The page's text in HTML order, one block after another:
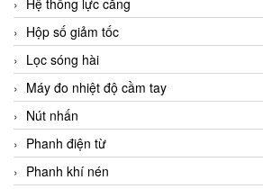
Hệ thống lực căng
Hộp số giảm tốc
Lọc sóng hài
Máy đo nhiệt độ cầm tay
Nút nhấn
Phanh điện từ
Phanh khí nén